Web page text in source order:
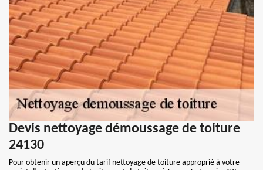
Devis nettoyage démoussage de toiture
24130
Pour obtenir un aperçu du tarif nettoyage de toiture approprié à votre